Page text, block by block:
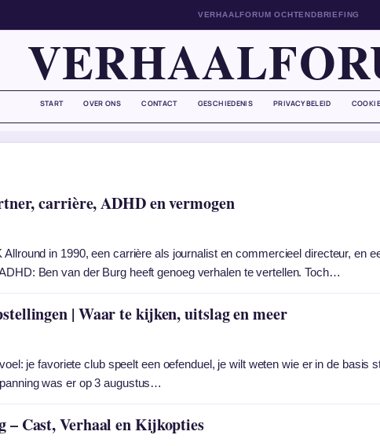
VERHAALFORUM OCHTENDBRIEFING
START OVER ONS CONTACT GESCHIEDENIS PRIVACYBELEID
carrière, ADHD en vermogen
Allround in 1990, een carrière als journalist en commercieel directeur, en
Ben van der Burg heeft genoeg verhalen te vertellen. Toch…
| Waar te kijken, uitslag en meer
je favoriete club speelt een oefenduel, je wilt weten wie er in de basis
was er op 3 augustus…
Cast, Verhaal en Kijkopties